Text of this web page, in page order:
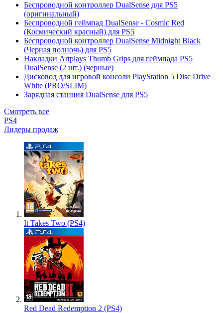
Беспроводной контроллер DualSense для PS5
(оригинальный)
Беспроводной геймпад DualSense - Cosmic Red
(Космический красный) для PS5
Беспроводной контроллер DualSense Midnight Black
(Черная полночь) для PS5
Накладки Artplays Thumb Grips для геймпада PS5
DualSense (2 шт.) (черные)
Дисковод для игровой консоли PlayStation 5 Disc Drive
White (PRO/SLIM)
Зарядная станция DualSense для PS5
Смотреть все
PS4
Лидеры продаж
It Takes Two (PS4)
Red Dead Redemption 2 (PS4)